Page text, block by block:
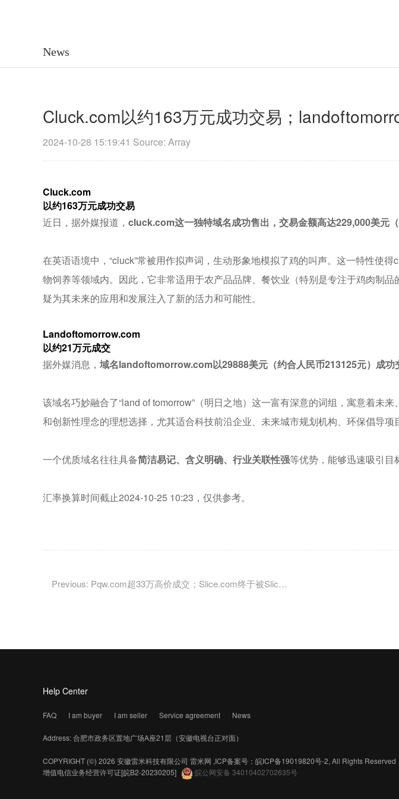
News
Cluck.com以约163万元成功交易；
2024-10-28 15:19:41 Source: Array
Cluck.com
以约163万元成功交易
近日，据外媒报道， cluck.com这一独特域名成功售出，交易金额高达229,000美元（
在英语语境中，“cluck”常被用作拟声词，生动形象地模拟了鸡的叫声。这一特性使
物饲养等领域内。因此，它非常适用于农产品品牌、餐饮业（特别是专注于鸡肉制
疑为其未来的应用和发展注入了新的活力和可能性。
Landoftomorrow.com
以约21万元成交
据外媒消息， 域名landoftomorrow.com以29888美元（约合人民币213125元）成功
该域名巧妙融合了“land of tomorrow”（明日之地）这一富有深意的词组，寓意着未
和创新性理念的理想选择，尤其适合科技前沿企业、未来城市规划机构、环保倡导项
一个优质域名往往具备简洁易记、含义明确、行业关联性强等优势，能够迅速吸引目
汇率换算时间截止2024-10-25 10:23，仅供参考。
Previous: Pqw.com超33万高价成交；Slice.com终于被Slice收购！
Help Center
FAQ I am buyer I am seller Service agreement News
Address: 合肥市政务区置地广场A座21层（安徽电视台正对面）
COPYRIGHT (©) 2026 安徽雷米科技有限公司 雷米网 ,ICP备案号： 皖ICP备19019820号-2, All Rights Reserved
增值电信业务经营许可证[皖B2-20230205] 皖公网安备 34010402702635号